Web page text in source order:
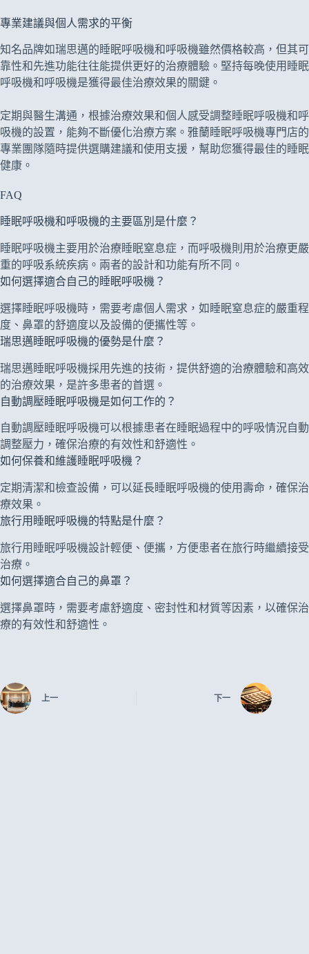
專業建議與個人需求的平衡
知名品牌如瑞思邁的睡眠呼吸機和呼吸機雖然價格較高，但其可
靠性和先進功能往往能提供更好的治療體驗。堅持每晚使用睡眠
呼吸機和呼吸機是獲得最佳治療效果的關鍵。
定期與醫生溝通，根據治療效果和個人感受調整睡眠呼吸機和呼
吸機的設置，能夠不斷優化治療方案。雅蘭睡眠呼吸機專門店的
專業團隊隨時提供選購建議和使用支援，幫助您獲得最佳的睡眠
健康。
FAQ
睡眠呼吸機和呼吸機的主要區別是什麼？
睡眠呼吸機主要用於治療睡眠窒息症，而呼吸機則用於治療更嚴
重的呼吸系統疾病。兩者的設計和功能有所不同。
如何選擇適合自己的睡眠呼吸機？
選擇睡眠呼吸機時，需要考慮個人需求，如睡眠窒息症的嚴重程
度、鼻罩的舒適度以及設備的便攜性等。
瑞思邁睡眠呼吸機的優勢是什麼？
瑞思邁睡眠呼吸機採用先進的技術，提供舒適的治療體驗和高效
的治療效果，是許多患者的首選。
自動調壓睡眠呼吸機是如何工作的？
自動調壓睡眠呼吸機可以根據患者在睡眠過程中的呼吸情況自動
調整壓力，確保治療的有效性和舒適性。
如何保養和維護睡眠呼吸機？
定期清潔和檢查設備，可以延長睡眠呼吸機的使用壽命，確保治
療效果。
旅行用睡眠呼吸機的特點是什麼？
旅行用睡眠呼吸機設計輕便、便攜，方便患者在旅行時繼續接受
治療。
如何選擇適合自己的鼻罩？
選擇鼻罩時，需要考慮舒適度、密封性和材質等因素，以確保治
療的有效性和舒適性。
上一 下一